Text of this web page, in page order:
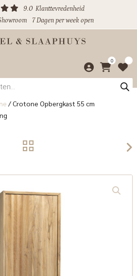
9.0 Klanttevredenheid
7 Dagen per week open
0
/Crotone Opbergkast 55 cm